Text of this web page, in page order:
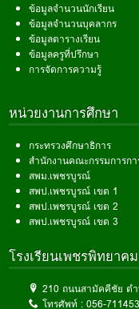
ข้อมูลจำนวนนักเรียน
ข้อมูลจำนวนบุคลากร
ข้อมูลตารางเรียน
ข้อมูลครูที่ปรึกษา
การจัดการความรู้
หน่วยงานการศึกษา
กระทรวงศึกษาธิการ
สำนักงานคณะกรรมการก
สพม.เพชรบูรณ์
สพป.เพชรบูรณ์ เขต 1
สพป.เพชรบูรณ์ เขต 2
สพป.เพชรบูรณ์ เขต 3
โรงเรียนเพชรพิทยาคม
210 ถนนสามัคคีชัย ตำ
โทรศัพท์ :056-711453